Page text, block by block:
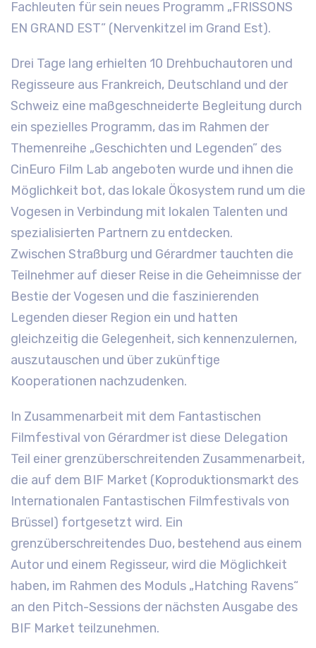
Fachleuten für sein neues Programm „FRISSONS
EN GRAND EST” (Nervenkitzel im Grand Est).
Drei Tage lang erhielten 10 Drehbuchautoren und
Regisseure aus Frankreich, Deutschland und der
Schweiz eine maßgeschneiderte Begleitung durch
ein spezielles Programm, das im Rahmen der
Themenreihe „Geschichten und Legenden” des
CinEuro Film Lab angeboten wurde und ihnen die
Möglichkeit bot, das lokale Ökosystem rund um die
Vogesen in Verbindung mit lokalen Talenten und
spezialisierten Partnern zu entdecken.
Zwischen Straßburg und Gérardmer tauchten die
Teilnehmer auf dieser Reise in die Geheimnisse der
Bestie der Vogesen und die faszinierenden
Legenden dieser Region ein und hatten
gleichzeitig die Gelegenheit, sich kennenzulernen,
auszutauschen und über zukünftige
Kooperationen nachzudenken.
In Zusammenarbeit mit dem Fantastischen
Filmfestival von Gérardmer ist diese Delegation
Teil einer grenzüberschreitenden Zusammenarbeit,
die auf dem BIF Market (Koproduktionsmarkt des
Internationalen Fantastischen Filmfestivals von
Brüssel) fortgesetzt wird. Ein
grenzüberschreitendes Duo, bestehend aus einem
Autor und einem Regisseur, wird die Möglichkeit
haben, im Rahmen des Moduls „Hatching Ravens“
an den Pitch-Sessions der nächsten Ausgabe des
BIF Market teilzunehmen.